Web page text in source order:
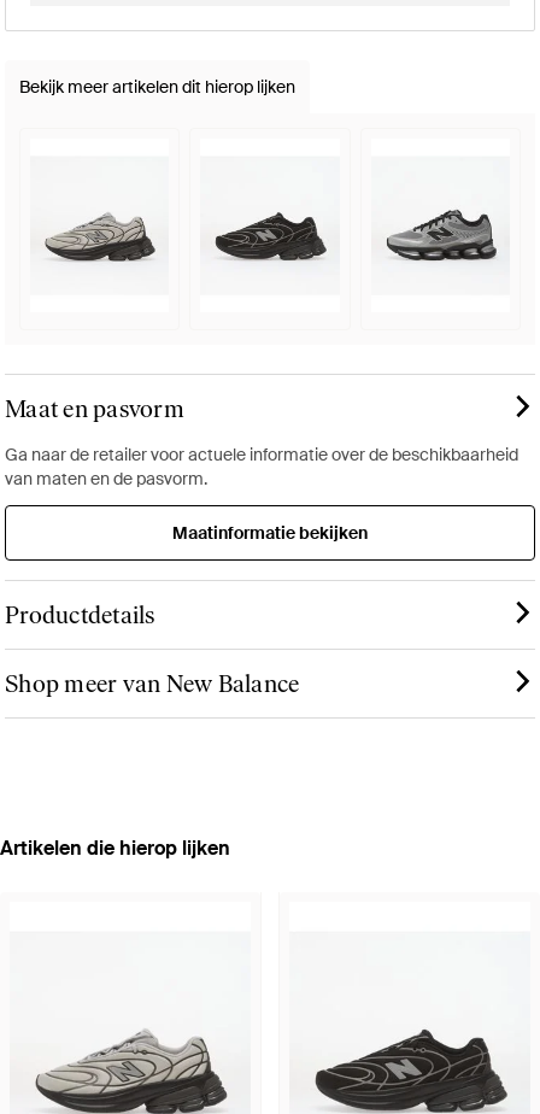
Bekijk meer artikelen dit hierop lijken
Maat en pasvorm
Ga naar de retailer voor actuele informatie over de beschikbaarheid
van maten en de pasvorm.
Maatinformatie bekijken
Productdetails
Shop meer van New Balance
Artikelen die hierop lijken